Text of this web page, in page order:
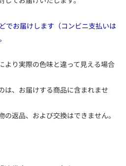
でお届けします（コンビニ支払いは
り実際の色味と違って見える場合
、お届けする商品に含まれませ
返品、および交換はできません。